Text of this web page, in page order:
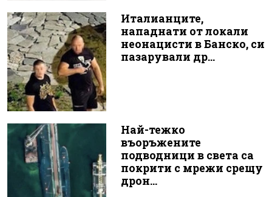
Италианците,
нападнати от локали
неонацисти в Банско, си
пазарували др...
Най-тежко
въоръжените
подводници в света са
покрити с мрежи срещу
дрон...